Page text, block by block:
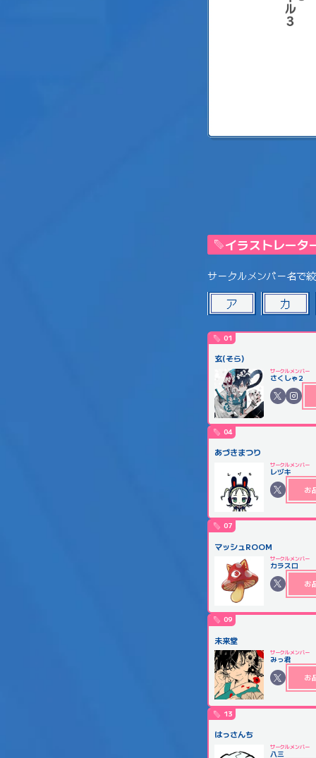
イラストレータ
サークルメンバー名で
ア カ
01
玄(そら)
サークルメンバー
さくしゃ2
04
あづきまつり
サークルメンバー
レヅキ
お
07
マッシュROOM
サークルメンバー
カラスロ
お
09
未来堂
サークルメンバー
みっ君
お
13
はっさんち
サークルメンバー
八三